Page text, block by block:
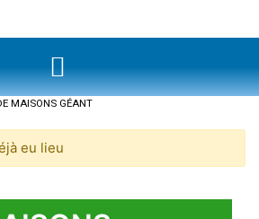
MAISONS GÉANT
eu lieu